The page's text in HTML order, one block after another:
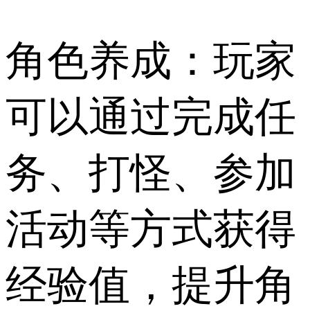
角色养成：玩家
可以通过完成任
务、打怪、参加
活动等方式获得
经验值，提升角